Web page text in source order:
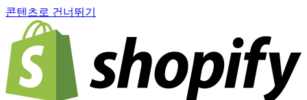
콘텐츠로 건너뛰기